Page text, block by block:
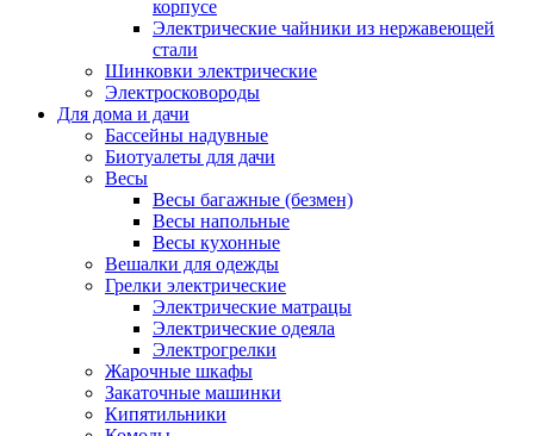
корпусе
Электрические чайники из нержавеющей
стали
Шинковки электрические
Электросковороды
Для дома и дачи
Бассейны надувные
Биотуалеты для дачи
Весы
Весы багажные (безмен)
Весы напольные
Весы кухонные
Вешалки для одежды
Грелки электрические
Электрические матрацы
Электрические одеяла
Электрогрелки
Жарочные шкафы
Закаточные машинки
Кипятильники